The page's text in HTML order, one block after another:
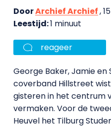
DoorArchief Archief,
Leestijd:1 minuut
reageer
George Baker, Jamie
coverband Hillstreet
gisteren in het centrum
vermaken. Voor de
Heuvel het Tilburg